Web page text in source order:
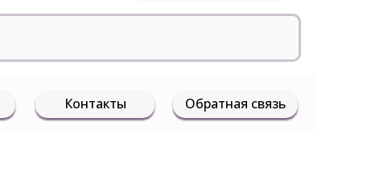
Контакты Обратная связь